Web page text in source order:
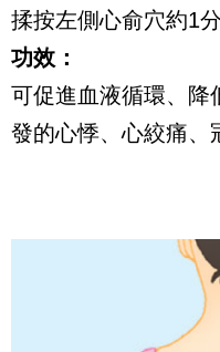
揉按左側心俞穴約1分
功效：
可促進血液循環、降
發的心悸、心絞痛、